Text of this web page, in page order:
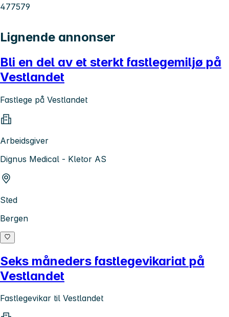
477579
Lignende annonser
Bli en del av et sterkt fastlegemiljø på
Vestlandet
Fastlege på Vestlandet
Arbeidsgiver
Dignus Medical - Kletor AS
Sted
Bergen
Seks måneders fastlegevikariat på
Vestlandet
Fastlegevikar til Vestlandet